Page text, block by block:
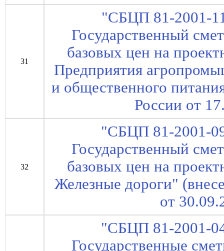
31
"СБЦП 81-2001-
Государственный
базовых цен на
Предприятия
и общественного
России от
32
"СБЦП 81-2001-
Государственный
базовых цен на
Железные дороги"
от
"СБЦП 81-2001-
Государственные